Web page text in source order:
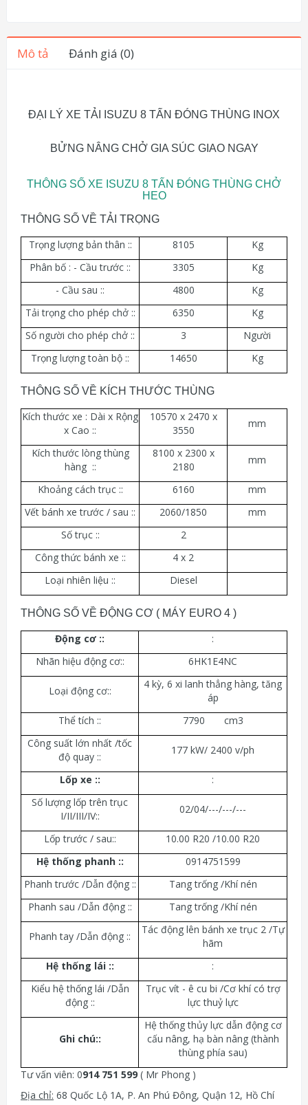
Mô tả Đánh giá (0)
ĐẠI LÝ XE TẢI ISUZU 8 TẤN ĐÓNG THÙNG INOX
BỬNG NÂNG CHỞ GIA SÚC GIAO NGAY
THÔNG SỐ XE ISUZU 8 TẤN ĐÓNG THÙNG CHỞ
HEO
THÔNG SỐ VỀ TẢI TRỌNG
Trọng lượng bản thân :: 8105
Kg
Phân bố : - Cầu trước ::
3305
Kg
- Cầu sau ::
4800
Kg
Tải trọng cho phép chở ::
6350
Kg
Số người cho phép chở ::
3
Người
Trọng lượng toàn bộ ::
14650 Kg
THÔNG SỐ VỀ KÍCH THƯỚC THÙNG
Kích thước xe : Dài x Rộng
x Cao ::
10570 x 2470 x
3550
mm
Kích thước lòng thùng
hàng ::
8100 x 2300 x
2180
mm
Khoảng cách trục :: 6160
mm
Vết bánh xe trước / sau ::
2060/1850
mm
Số trục ::
2
Công thức bánh xe ::
4 x 2
Loại nhiên liệu ::
Diesel
THÔNG SỐ VỀ ĐỘNG CƠ ( MÁY EURO 4 )
Động cơ ::
:
Nhãn hiệu động cơ::
6HK1E4NC
Loại động cơ::
4 kỳ, 6 xi lanh thẳng hàng, tăng
áp
Thể tích ::
7790 cm3
Công suất lớn nhất /tốc
độ quay ::
177 kW/ 2400 v/ph
Lốp xe ::
:
Số lượng lốp trên trục
I/II/III/IV::
02/04/---/---/---
Lốp trước / sau::
10.00 R20 /10.00 R20
Hệ thống phanh ::
0914751599
Phanh trước /Dẫn động ::
Tang trống /Khí nén
Phanh sau /Dẫn động ::
Tang trống /Khí nén
Phanh tay /Dẫn động ::
Tác động lên bánh xe trục 2 /Tự
hãm
Hệ thống lái ::
:
Kiểu hệ thống lái /Dẫn
động ::
Trục vít - ê cu bi /Cơ khí có trợ
lực thuỷ lực
Ghi chú::
Hệ thống thủy lực dẫn động cơ
cấu nâng, hạ bàn nâng (thành
thùng phía sau)
Tư vấn viên: 0914 751 599 ( Mr Phong )
Địa chỉ: 68 Quốc Lộ 1A, P. An Phú Đông, Quận 12, Hồ Chí